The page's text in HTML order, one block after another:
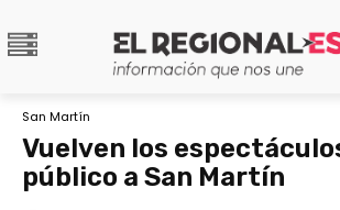
San Martín
Vuelven los
público a San Martín